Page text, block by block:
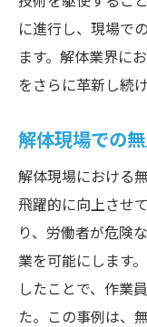
に進行し、現場で
ます。解体業界に
をさらに革新し続
解体現場での
解体現場における
飛躍的に向上させ
り、労働者が危険
業を可能にします
したことで、作業
た。この事例は、